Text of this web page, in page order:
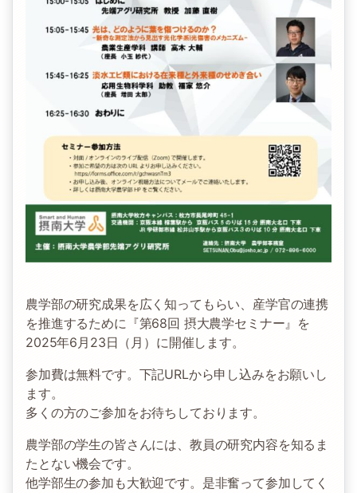
農学部の研究成果を広く知ってもらい、産学官の連携
を推進するために『第68回 摂大農学セミナー』を
2025年6月23日（月）に開催します。
参加費は無料です。下記URLから申し込みをお願いし
ます。
多くの方のご参加をお待ちしております。
農学部の学生の皆さんには、教員の研究内容を知るま
たとない機会です。
他学部生の参加も大歓迎です。是非奮って参加してく